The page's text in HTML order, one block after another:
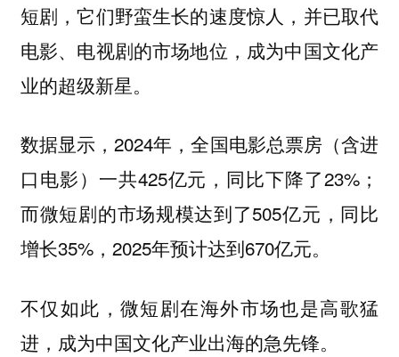
短剧，它们野蛮生长的速度惊人， 并已取代
电影、电视剧的市场地位，成为中国文化产
业的超级新星。
数据显示，2024年，全国电影总票房（含进
口电影）一共425亿元，同比下降了23%；
而微短剧的市场规模达到了505亿元，同比
增长35%，2025年预计达到670亿元。
不仅如此，微短剧在海外市场也是高歌猛
进，成为中国文化产业出海的急先锋。